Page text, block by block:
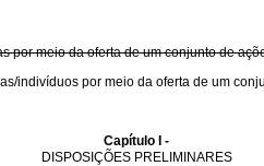
por meio da oferta de um conjunto de
indivíduos por meio da oferta de um
Capítulo I -
DISPOSIÇÕES PRELIMINARES